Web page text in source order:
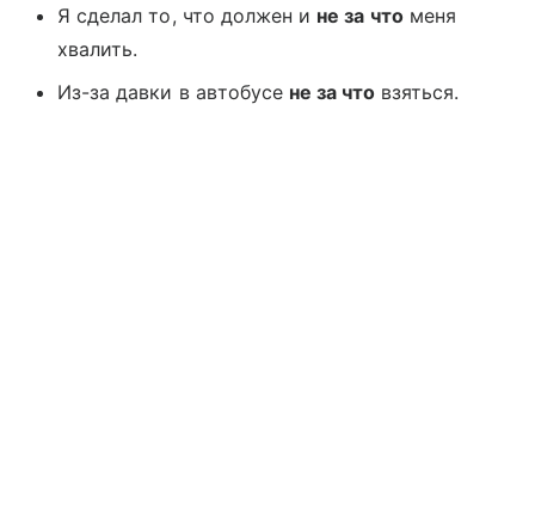
Я сделал то, что должен и не за чтоменя
хвалить.
Из-за давки в автобусе не за что взяться.